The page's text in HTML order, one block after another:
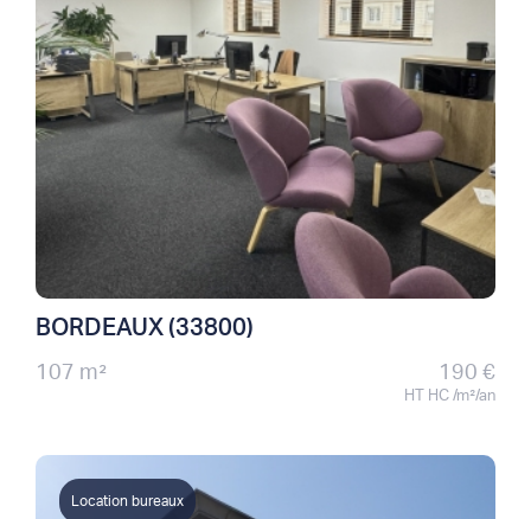
BORDEAUX (33800)
107 m² 190 €
HT HC /m²/an
Location bureaux